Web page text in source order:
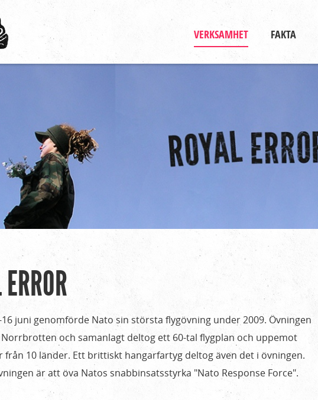
Gå till huvudinnehåll
Huvudmeny
VERKSAMHET FAKTA
juni genomförde Nato sin största flygövning under 2009. Övningen
och samanlagt deltog ett 60-tal flygplan och uppemot
från 10 länder. Ett brittiskt hangarfartyg deltog även det i övningen.
är att öva Natos snabbinsatsstyrka "Nato Response Force".